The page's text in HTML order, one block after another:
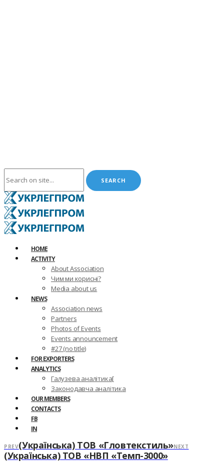
HOME
ACTIVITY
About Association
Чим ми корисні?
Media about us
NEWS
Association news
Partners
Photos of Events
Events announcement
#27 (no title)
FOR EXPORTERS
ANALYTICS
Галузева аналітика[
Законодавча аналітика
OUR MEMBERS
CONTACTS
FB
IN
PREV(Українська) ТОВ «Гловтекстиль»NEXT
(Українська) ТОВ «НВП «Темп-3000»